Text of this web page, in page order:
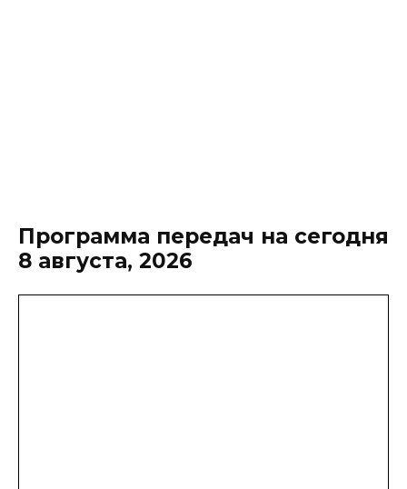
Программа передач на сегодня
8 августа, 2026